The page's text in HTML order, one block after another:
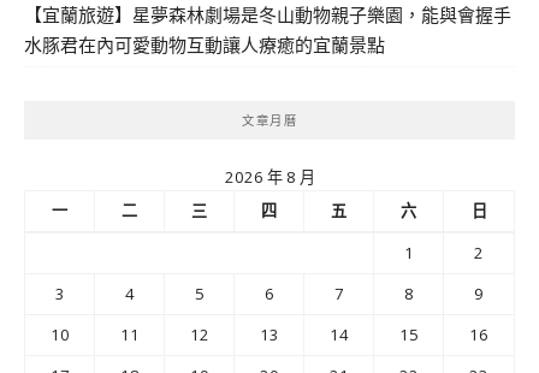
【宜蘭旅遊】星夢森林劇場是冬山動物親子樂園，能與會握手
水豚君在內可愛動物互動讓人療癒的宜蘭景點
文章月曆
2026 年 8 月
一
二 三 四 五 六
日
1
2
3
4 5 6 7 8
9
10
11 12 13 14 15
16